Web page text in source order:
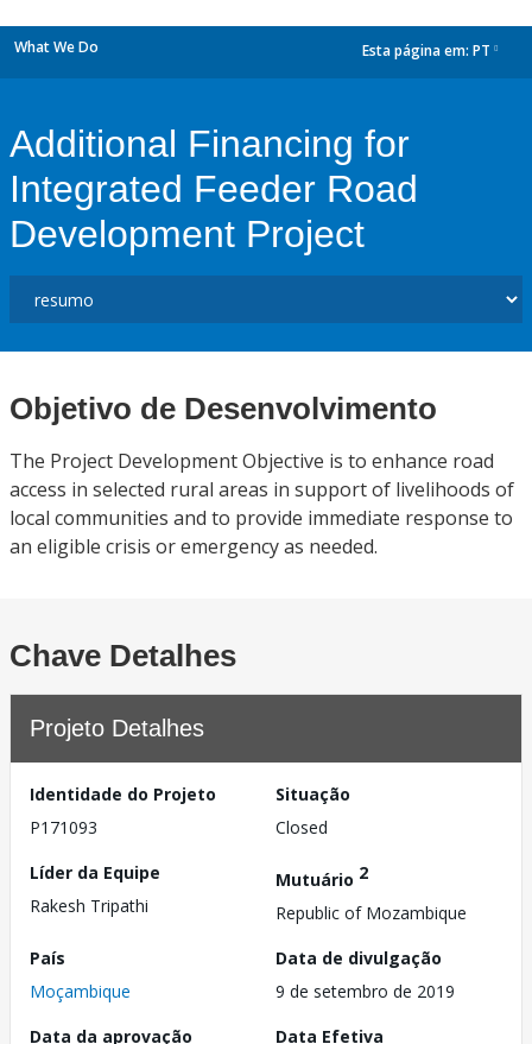
What We Do Esta página em: PT
Additional Financing for
Integrated Feeder Road
Development Project
Objetivo de Desenvolvimento
The Project Development Objective is to enhance road
access in selected rural areas in support of livelihoods of
local communities and to provide immediate response to
an eligible crisis or emergency as needed.
Chave Detalhes
Projeto Detalhes
Identidade do Projeto
P171093
Situação
Closed
Líder da Equipe
Rakesh Tripathi
Mutuário 2
Republic of Mozambique
País
Moçambique
Data de divulgação
9 de setembro de 2019
Data da aprovação
Data Efetiva